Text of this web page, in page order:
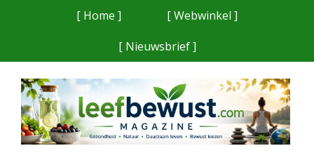
[ Home ]
[ Webwinkel ]
[ Nieuwsbrief ]